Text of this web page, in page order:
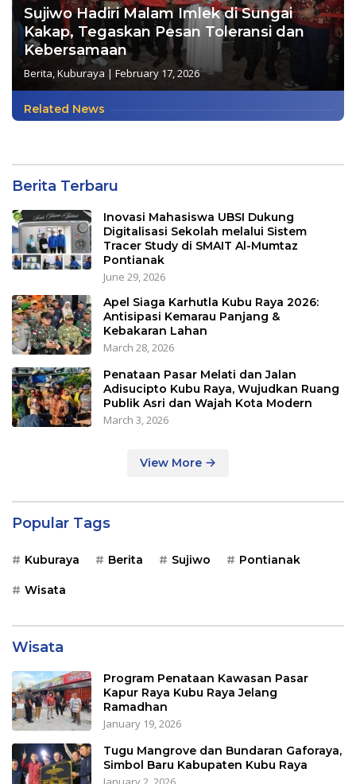
Sujiwo Hadiri Malam Imlek di Sungai
Kakap, Tegaskan Pesan Toleransi dan
Kebersamaan
Berita,Kuburaya | February 17, 2026
Related News
Berita Terbaru
Inovasi Mahasiswa UBSI Dukung
Digitalisasi Sekolah melalui Sistem
Tracer Study di SMAIT Al-Mumtaz
Pontianak
June 29, 2026
Apel Siaga Karhutla Kubu Raya 2026:
Antisipasi Kemarau Panjang &
Kebakaran Lahan
March 28, 2026
Penataan Pasar Melati dan Jalan
Adisucipto Kubu Raya, Wujudkan Ruang
Publik Asri dan Wajah Kota Modern
March 3, 2026
View More
Popular Tags
Kuburaya Berita Sujiwo Pontianak
Wisata
Wisata
Program Penataan Kawasan Pasar
Kapur Raya Kubu Raya Jelang
Ramadhan
January 19, 2026
Tugu Mangrove dan Bundaran Gaforaya,
Simbol Baru Kabupaten Kubu Raya